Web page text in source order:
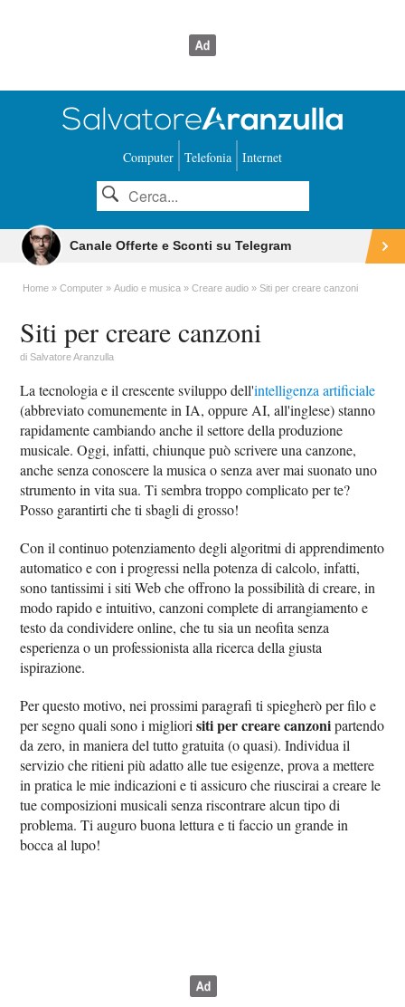
Computer Telefonia Internet
Canale Offerte e Sconti su Telegram
Home Computer Audio e musica Creare audio Siti per creare canzoni
Siti per creare canzoni
diSalvatore Aranzulla
La tecnologia e il crescente sviluppo dell'intelligenza artificiale
(abbreviato comunemente in IA, oppure AI, all'inglese) stanno
rapidamente cambiando anche il settore della produzione
musicale. Oggi, infatti, chiunque può scrivere una canzone,
anche senza conoscere la musica o senza aver mai suonato uno
strumento in vita sua. Ti sembra troppo complicato per te?
Posso garantirti che ti sbagli di grosso!
Con il continuo potenziamento degli algoritmi di apprendimento
automatico e con i progressi nella potenza di calcolo, infatti,
sono tantissimi i siti Web che offrono la possibilità di creare, in
modo rapido e intuitivo, canzoni complete di arrangiamento e
testo da condividere online, che tu sia un neofita senza
esperienza o un professionista alla ricerca della giusta
ispirazione.
Per questo motivo, nei prossimi paragrafi ti spiegherò per filo e
per segno quali sono i migliorisiti per creare canzonipartendo
da zero, in maniera del tutto gratuita (o quasi). Individua il
servizio che ritieni più adatto alle tue esigenze, prova a mettere
in pratica le mie indicazioni e ti assicuro che riuscirai a creare le
tue composizioni musicali senza riscontrare alcun tipo di
problema. Ti auguro buona lettura e ti faccio un grande in
bocca al lupo!